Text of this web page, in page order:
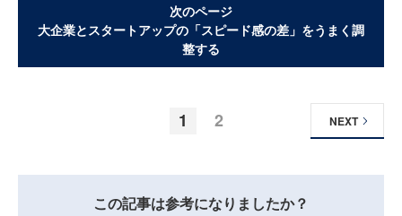
次のページ
大企業とスタートアップの「スピード感の差」をうまく調
整する
1 2 NEXT
この記事は参考になりましたか？